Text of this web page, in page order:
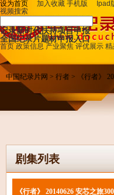
设为首页 加入收藏 手机版 Ipad
视频搜索
记录新时代扶持项目申报
全国纪录片题材申报入口
首页 政策信息 产业聚焦 评优展示 精
中国纪录片网 > 行者 > 《行者》
剧集列表
《行者》 20140626 安芯之旅